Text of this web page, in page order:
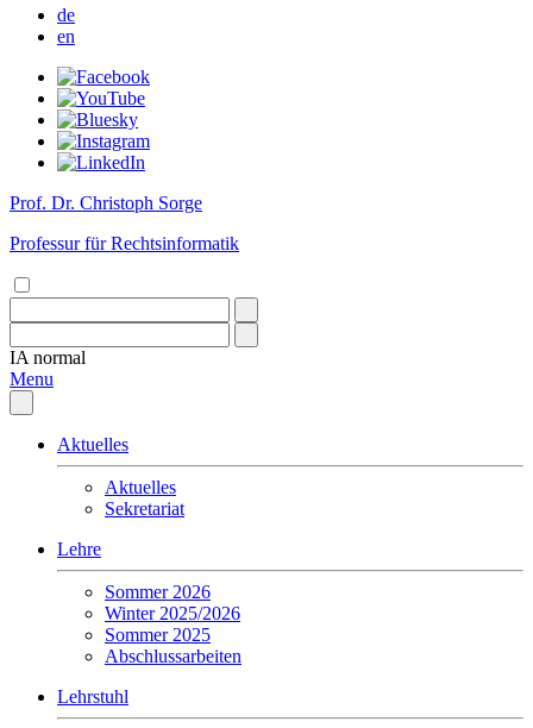
de
en
Prof. Dr. Christoph Sorge
Professur für Rechtsinformatik
IA normal
Menu
Aktuelles
Aktuelles
Sekretariat
Lehre
Sommer 2026
Winter 2025/2026
Sommer 2025
Abschlussarbeiten
Lehrstuhl